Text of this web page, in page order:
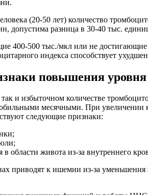
(20-50 лет) количество
допустима разница в 30-40 тыс.
400-500 тыс./мкл или не достигающие
индекса способствует
повышения уровня
и избыточном количестве
месячными. При увеличении
следующие признаки:
области живота из-за внутреннего
приводят к ишемии из-за уменьшения